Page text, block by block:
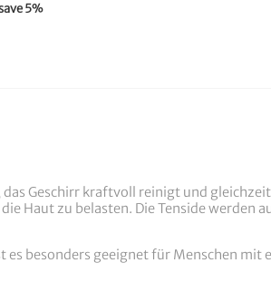
5%
das Geschirr kraftvoll reinigt und
Haut zu belasten. Die Tenside werden
es besonders geeignet für Menschen mit